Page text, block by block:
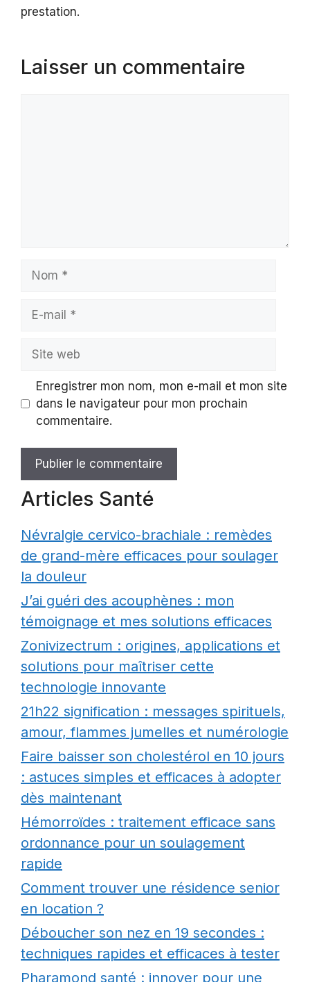
prestation.
Laisser un commentaire
Nom
Site
Enregistrer mon nom, mon e-mail et mon site
dans le navigateur pour mon prochain
commentaire.
Articles Santé
Névralgie cervico-brachiale : remèdes
de grand-mère efficaces pour soulager
la douleur
J’ai guéri des acouphènes : mon
témoignage et mes solutions efficaces
Zonivizectrum : origines, applications et
solutions pour maîtriser cette
technologie innovante
21h22 signification : messages spirituels,
amour, flammes jumelles et numérologie
Faire baisser son cholestérol en 10 jours
: astuces simples et efficaces à adopter
dès maintenant
Hémorroïdes : traitement efficace sans
ordonnance pour un soulagement
rapide
Comment trouver une résidence senior
en location ?
Déboucher son nez en 19 secondes :
techniques rapides et efficaces à tester
Pharamond santé : innover pour une